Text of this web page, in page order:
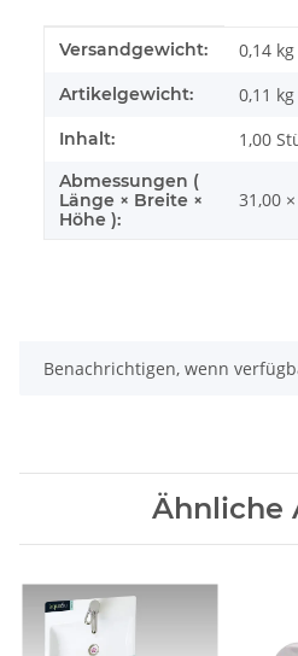
Produkteigenschaft
Wert
Versandgewicht: 0,14 kg
Artikelgewicht: 0,11 kg
Inhalt: 1,00
Abmessungen (
Länge × Breite ×
Höhe ):
31,00
Benachrichtigen, wenn
Ähnliche